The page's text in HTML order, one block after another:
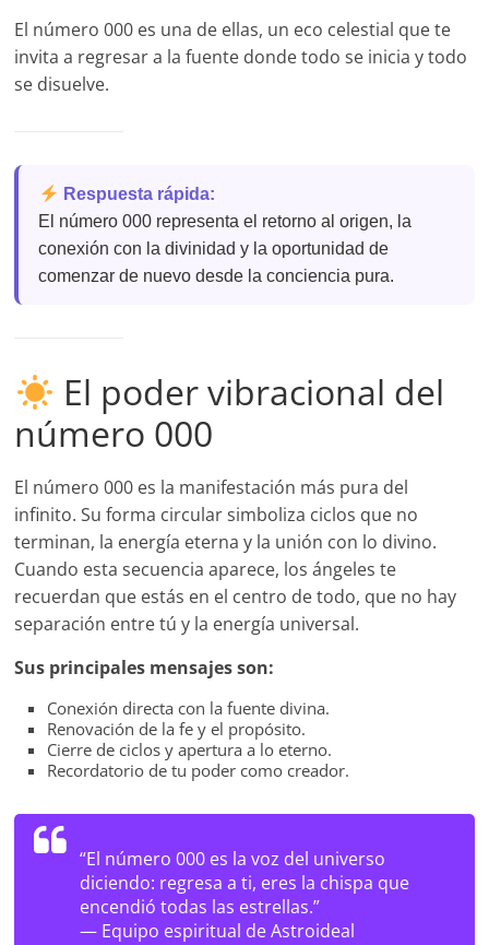
El número 000 es una de ellas, un eco celestial que te
invita a regresar a la fuente donde todo se inicia y todo
se disuelve.
Respuesta rápida:
El número 000 representa el retorno al origen, la
conexión con la divinidad y la oportunidad de
comenzar de nuevo desde la conciencia pura.
El poder vibracional del
número 000
El número 000 es la manifestación más pura del
infinito. Su forma circular simboliza ciclos que no
terminan, la energía eterna y la unión con lo divino.
Cuando esta secuencia aparece, los ángeles te
recuerdan que estás en el centro de todo, que no hay
separación entre tú y la energía universal.
Sus principales mensajes son:
Conexión directa con la fuente divina.
Renovación de la fe y el propósito.
Cierre de ciclos y apertura a lo eterno.
Recordatorio de tu poder como creador.
“El número 000 es la voz del universo
diciendo: regresa a ti, eres la chispa que
encendió todas las estrellas.”
— Equipo espiritual de Astroideal